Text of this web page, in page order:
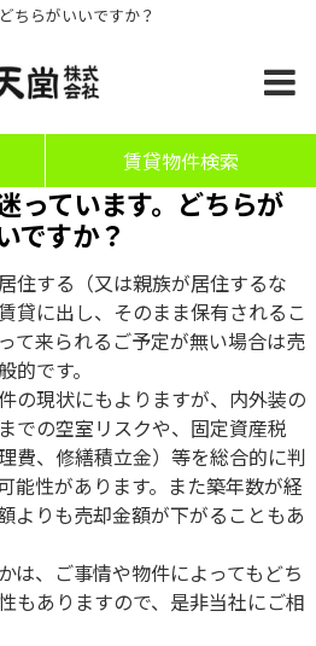
ちらがいいですか？
賃貸物件検索
っています。どちらが
ですか？
住する（又は親族が居住するな
貸に出し、そのまま保有されるこ
て来られるご予定が無い場合は売
です。
の現状にもよりますが、内外装の
での空室リスクや、固定資産税
費、修繕積立金）等を総合的に判
能性があります。また築年数が経
よりも売却金額が下がることもあ
は、ご事情や物件によってもどち
もありますので、是非当社にご相